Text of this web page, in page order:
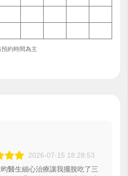
約時間為主
2026-07-15 18:28:53
醫生細心治療讓我擺脫吃了三